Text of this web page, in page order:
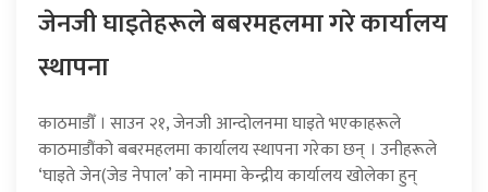
जेनजी घाइतेहरूले बबरमहलमा गरे कार्यालय
स्थापना
काठमाडौँ । साउन २१, जेनजी आन्दोलनमा घाइते भएकाहरूले
काठमाडौंको बबरमहलमा कार्यालय स्थापना गरेका छन् । उनीहरूले
‘घाइते जेन(जेड नेपाल’ को नाममा केन्द्रीय कार्यालय खोलेका हुन्